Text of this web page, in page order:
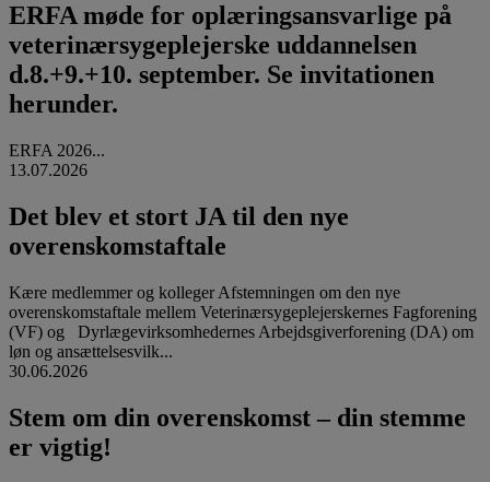
ERFA møde for oplæringsansvarlige på
veterinærsygeplejerske uddannelsen
d.8.+9.+10. september. Se invitationen
herunder.
ERFA 2026...
13.07.2026
Det blev et stort JA til den nye
overenskomstaftale
Kære medlemmer og kolleger Afstemningen om den nye
overenskomstaftale mellem Veterinærsygeplejerskernes Fagforening
(VF) og Dyrlægevirksomhedernes Arbejdsgiverforening (DA) om
løn og ansættelsesvilk...
30.06.2026
Stem om din overenskomst – din stemme
er vigtig!